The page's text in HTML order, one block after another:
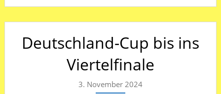
Deutschland-Cup bis ins
Viertelfinale
3. November 2024